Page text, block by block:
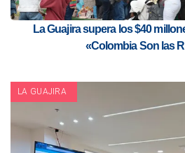
La Guajira supera los $40
«Colombia Son las
LA GUAJIRA